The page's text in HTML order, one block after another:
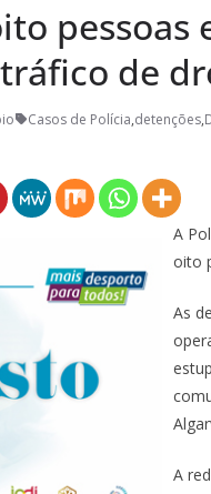
pessoas
de
Casos de Polícia,detenções,
A
oito
As
A